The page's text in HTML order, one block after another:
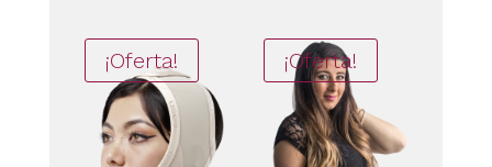
S/ 220.00.
¡Oferta! ¡Oferta!